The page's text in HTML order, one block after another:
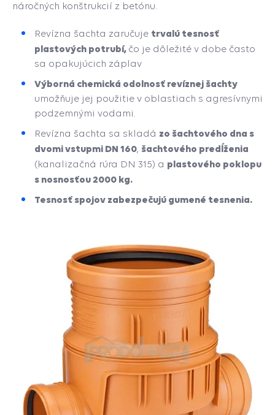
náročných konštrukcií z betónu.
Revízna šachta zaručuje trvalú tesnosť
plastových potrubí, čo je dôležité v dobe často
sa opakujúcich záplav
Výborná chemická odolnosť revíznej šachty
umožňuje jej použitie v oblastiach s agresívnymi
podzemnými vodami.
Revízna šachta sa skladá zo šachtového dna s
dvomi vstupmi DN 160, šachtového predĺženia
(kanalizačná rúra DN 315) a plastového poklopu
s nosnosťou 2000 kg.
Tesnosť spojov zabezpečujú gumené tesnenia.